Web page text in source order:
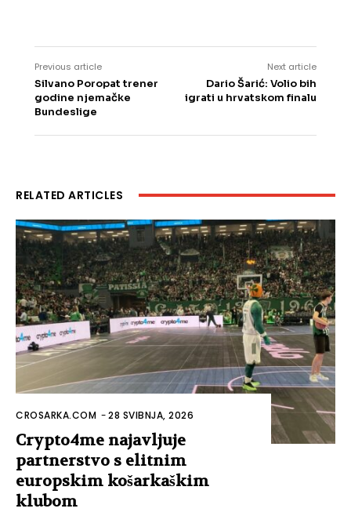
Previous article
Silvano Poropat trener
godine njemačke
Bundeslige
Next article
Dario Šarić: Volio bih
igrati u hrvatskom finalu
RELATED ARTICLES
CROSARKA.COM -28 SVIBNJA, 2026
Crypto4me najavljuje
partnerstvo s elitnim
europskim košarkaškim
klubom